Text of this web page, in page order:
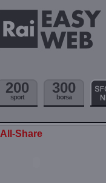
200
sport
300
borsa
Share